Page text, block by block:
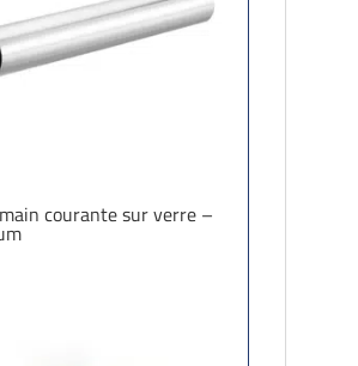
courante sur verre –